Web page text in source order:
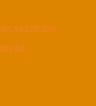
tra bình điện
Nổ